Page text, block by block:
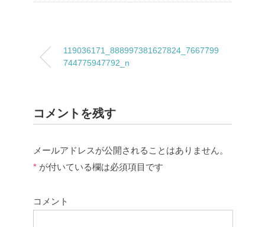
119036171_888997381627824_7667799
744775947792_n
コメントを残す
メールアドレスが公開されることはありません。
* が付いている欄は必須項目です
コメント